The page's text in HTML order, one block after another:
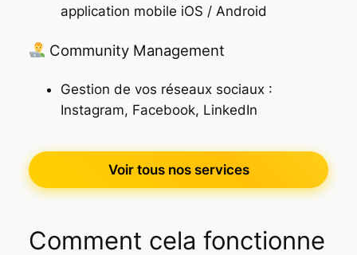
application mobile iOS / Android
Community Management
Gestion de vos réseaux sociaux :
Instagram, Facebook, LinkedIn
Voir tous nos services
Comment cela fonctionne